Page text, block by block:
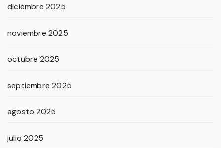
diciembre 2025
noviembre 2025
octubre 2025
septiembre 2025
agosto 2025
julio 2025